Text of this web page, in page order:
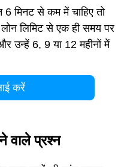
मिनट से कम में चाहिए तो
लोनलिमिट से एक ही समय पर
उन्हें 6, 9 या 12 महीनों में
करें
वाले प्रश्न